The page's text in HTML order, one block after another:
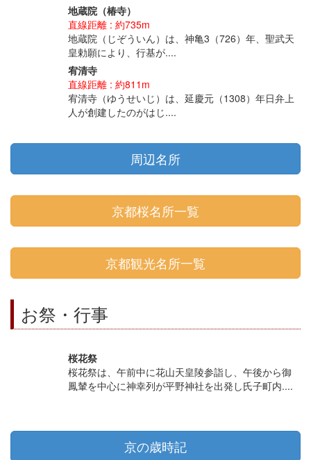
地蔵院（椿寺）
直線距離 : 約735m
地蔵院（じぞういん）は、神亀3（726）年、聖武天
皇勅願により、行基が....
宥清寺
直線距離 : 約811m
宥清寺（ゆうせいじ）は、延慶元（1308）年日弁上
人が創建したのがはじ....
周辺名所
京都桜名所一覧
京都観光名所一覧
お祭・行事
桜花祭
桜花祭は、午前中に花山天皇陵参詣し、午後から御
鳳輦を中心に神幸列が平野神社を出発し氏子町内....
京の歳時記